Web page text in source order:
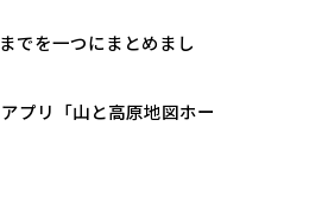
でを一つにまとめまし
プリ「山と高原地図ホー